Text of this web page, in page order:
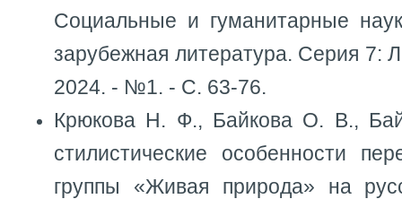
Социальные и гуманитарные
зарубежная литература. Серия 7:
2024. - №1. - С. 63-76.
Крюкова Н. Ф., Байкова О. В.,
стилистические особенности
группы «Живая природа» на